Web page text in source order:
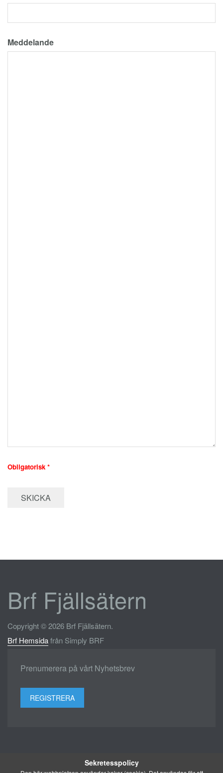
Meddelande
Obligatorisk *
Brf Fjällsätern
Copyright © 2026 Brf Fjällsätern.
Brf Hemsidafrån Simply BRF
Prenumerera på vårt Nyhetsbrev
REGISTRERA
Sekretesspolicy